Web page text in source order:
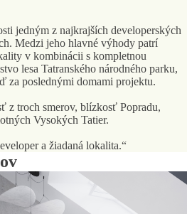
jedným z najkrajších developerských
Medzi jeho hlavné výhody patrí
v kombinácii s kompletnou
lesa Tatranského národného parku,
za poslednými domami projektu.
z troch smerov, blízkosť Popradu,
Vysokých Tatier.
a žiadaná lokalita.“